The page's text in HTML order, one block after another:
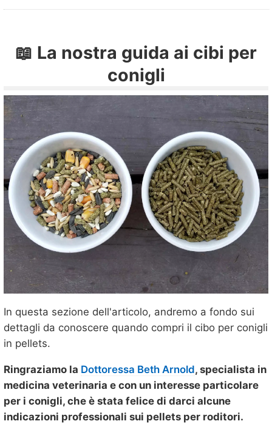
📖 La nostra guida ai cibi per
conigli
In questa sezione dell'articolo, andremo a fondo sui
dettagli da conoscere quando compri il cibo per conigli
in pellets.
Ringraziamo la Dottoressa Beth Arnold, specialista in
medicina veterinaria e con un interesse particolare
per i conigli, che è stata felice di darci alcune
indicazioni professionali sui pellets per roditori.